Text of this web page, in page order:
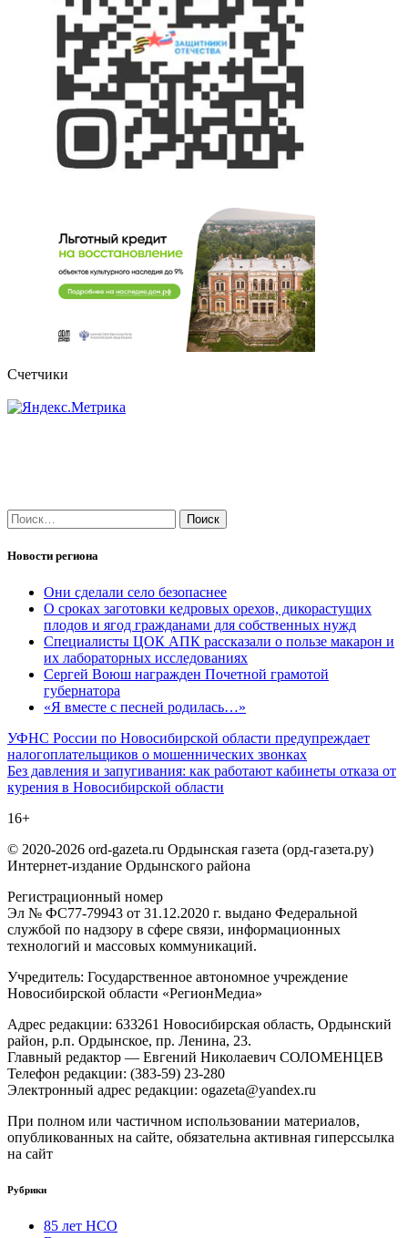
Счетчики
Найти:
Новости региона
Они сделали село безопаснее
О сроках заготовки кедровых орехов, дикорастущих
плодов и ягод гражданами для собственных нужд
Специалисты ЦОК АПК рассказали о пользе макарон и
их лабораторных исследованиях
Сергей Воюш награжден Почетной грамотой
губернатора
«Я вместе с песней родилась…»
Навигация
по
записям
УФНС России по Новосибирской области предупреждает
налогоплательщиков о мошеннических звонках
Без давления и запугивания: как работают кабинеты отказа от
курения в Новосибирской области
16+
© 2020-2026 ord-gazeta.ru Ордынская газета (орд-газета.ру)
Интернет-издание Ордынского района
Регистрационный номер
Эл № ФС77-79943 от 31.12.2020 г. выдано Федеральной
службой по надзору в сфере связи, информационных
технологий и массовых коммуникаций.
Учредитель: Государственное автономное учреждение
Новосибирской области «РегионМедиа»
Адрес редакции: 633261 Новосибирская область, Ордынский
район, р.п. Ордынское, пр. Ленина, 23.
Главный редактор — Евгений Николаевич СОЛОМЕНЦЕВ
Телефон редакции: (383-59) 23-280
Электронный адрес редакции: ogazeta@yandex.ru
При полном или частичном использовании материалов,
опубликованных на сайте, обязательна активная гиперссылка
на сайт
Рубрики
85 лет НСО